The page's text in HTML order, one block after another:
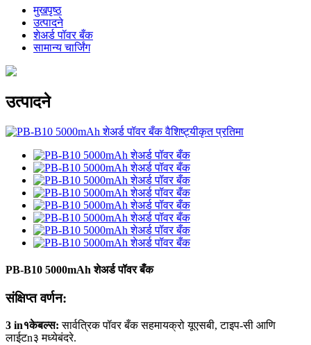
मुखपृष्ठ
उत्पादने
शेअर्ड पॉवर बँक
सामान्य चार्जिंग
उत्पादने
PB-B10 5000mAh शेअर्ड पॉवर बँक
संक्षिप्त वर्णन:
3 in१केबल्स:सार्वत्रिक पॉवर बँक सहमायक्रो यूएसबी, टाइप-सी आणि
लाईटn३ मध्येबंदरे.